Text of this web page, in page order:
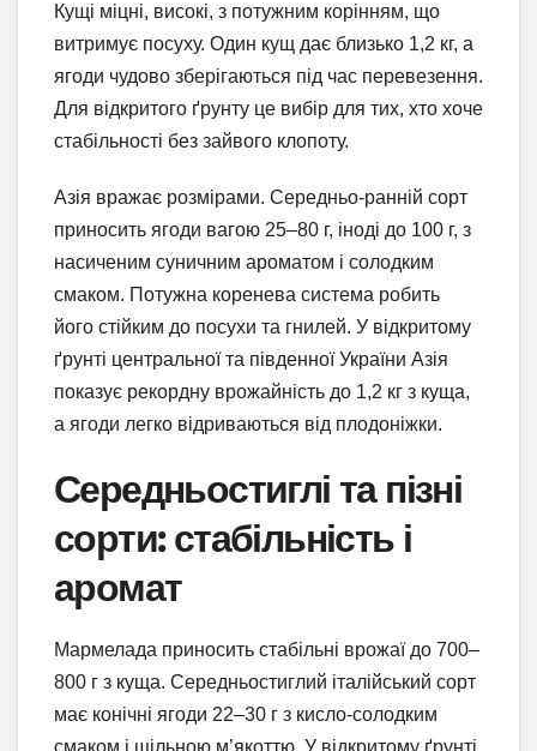
Кущі міцні, високі, з потужним корінням, що
витримує посуху. Один кущ дає близько 1,2 кг, а
ягоди чудово зберігаються під час перевезення.
Для відкритого ґрунту це вибір для тих, хто хоче
стабільності без зайвого клопоту.
Азія вражає розмірами. Середньо-ранній сорт
приносить ягоди вагою 25–80 г, іноді до 100 г, з
насиченим суничним ароматом і солодким
смаком. Потужна коренева система робить
його стійким до посухи та гнилей. У відкритому
ґрунті центральної та південної України Азія
показує рекордну врожайність до 1,2 кг з куща,
а ягоди легко відриваються від плодоніжки.
Середньостиглі та пізні
сорти: стабільність і
аромат
Мармелада приносить стабільні врожаї до 700–
800 г з куща. Середньостиглий італійський сорт
має конічні ягоди 22–30 г з кисло-солодким
смаком і щільною м’якоттю. У відкритому ґрунті